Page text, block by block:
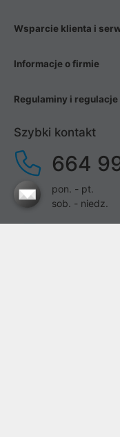
Wsparcie klienta i
Informacje o firmie
Regulaminy i regulacje
Szybki kontakt
664
pon. - pt.
sob. - niedz.